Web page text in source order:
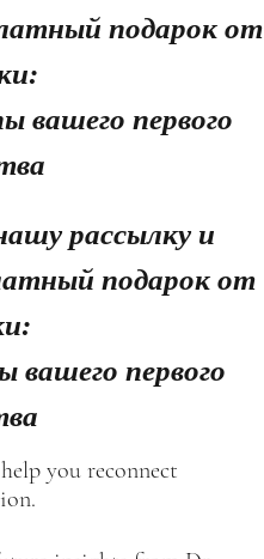
подарок от
вашего первого
рассылку и
подарок от
вашего первого
you reconnect